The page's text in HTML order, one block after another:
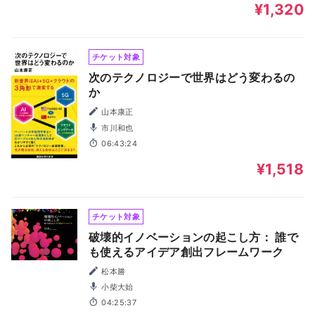
¥1,320
チケット対象
次のテクノロジーで世界はどう変わるの
か
山本康正
市川和也
06:43:24
¥1,518
チケット対象
破壊的イノベーションの起こし方： 誰で
も使えるアイデア創出フレームワーク
松本勝
小柴大始
04:25:37